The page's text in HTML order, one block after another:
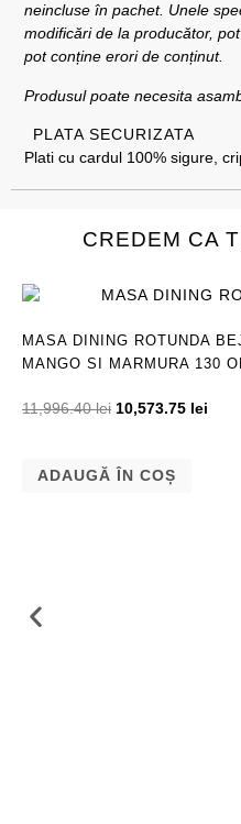
neincluse în pachet. Unele
modificări de la producător,
pot conține erori de conținut.
Produsul poate necesita
PLATA SECURIZATA
Plati cu cardul 100% sigure,
CREDEM CA
MASA DINING ROTUNDA
MANGO SI MARMURA 130
11,996.40lei 10,573.75 lei
ADAUGĂ ÎN COȘ